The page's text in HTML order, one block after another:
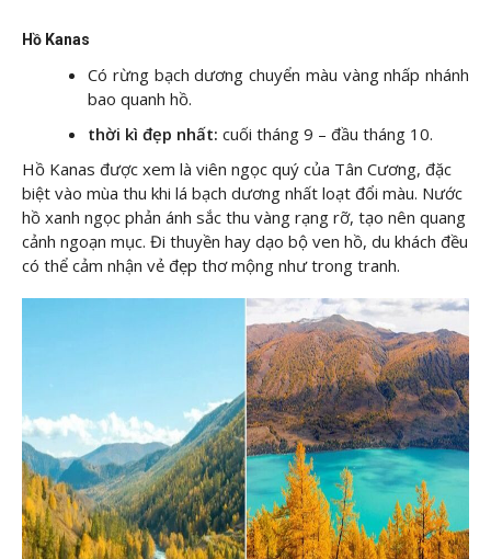
Hồ Kanas
Có rừng bạch dương chuyển màu vàng nhấp nhánh
bao quanh hồ.
thời kì đẹp nhất: cuối tháng 9 – đầu tháng 10.
Hồ Kanas được xem là viên ngọc quý của Tân Cương, đặc
biệt vào mùa thu khi lá bạch dương nhất loạt đổi màu. Nước
hồ xanh ngọc phản ánh sắc thu vàng rạng rỡ, tạo nên quang
cảnh ngoạn mục. Đi thuyền hay dạo bộ ven hồ, du khách đều
có thể cảm nhận vẻ đẹp thơ mộng như trong tranh.